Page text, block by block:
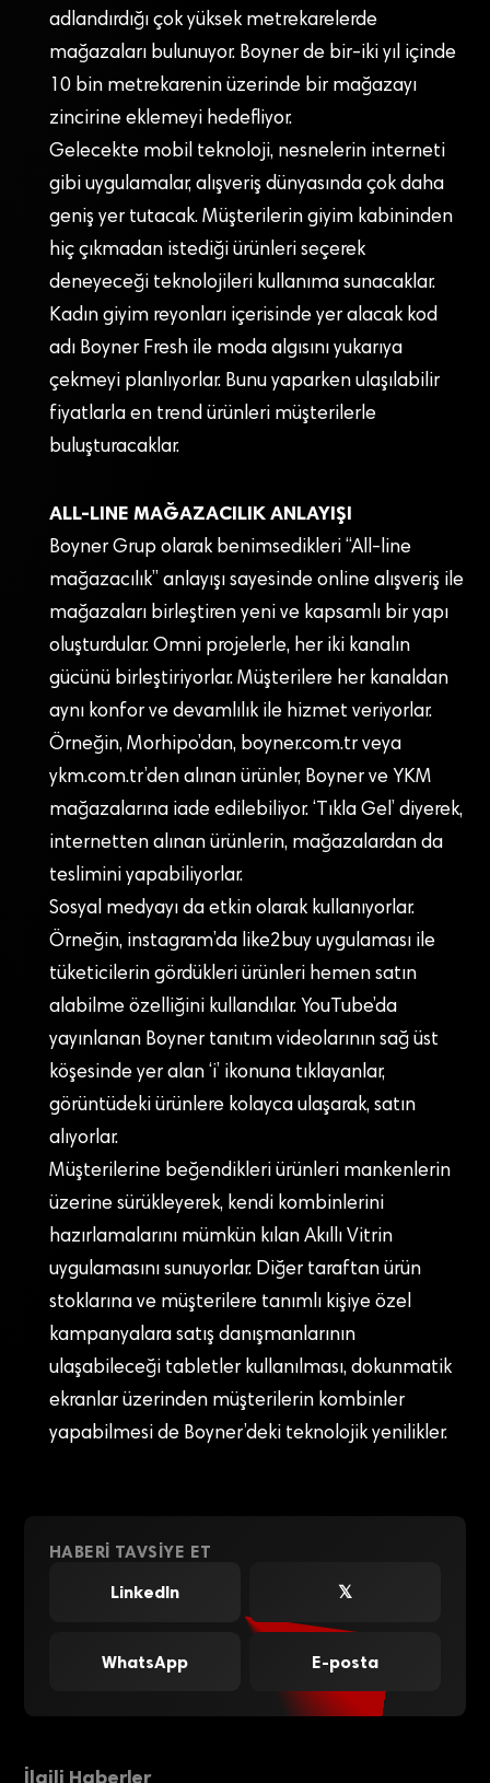
adlandırdığı çok yüksek metrekarelerde
mağazaları bulunuyor. Boyner de bir-iki yıl içinde
10 bin metrekarenin üzerinde bir mağazayı
zincirine eklemeyi hedefliyor.
Gelecekte mobil teknoloji, nesnelerin interneti
gibi uygulamalar, alışveriş dünyasında çok daha
geniş yer tutacak. Müşterilerin giyim kabininden
hiç çıkmadan istediği ürünleri seçerek
deneyeceği teknolojileri kullanıma sunacaklar.
Kadın giyim reyonları içerisinde yer alacak kod
adı Boyner Fresh ile moda algısını yukarıya
çekmeyi planlıyorlar. Bunu yaparken ulaşılabilir
fiyatlarla en trend ürünleri müşterilerle
buluşturacaklar.
ALL-LINE MAĞAZACILIK ANLAYIŞI
Boyner Grup olarak benimsedikleri “All-line
mağazacılık” anlayışı sayesinde online alışveriş ile
mağazaları birleştiren yeni ve kapsamlı bir yapı
oluşturdular. Omni projelerle, her iki kanalın
gücünü birleştiriyorlar. Müşterilere her kanaldan
aynı konfor ve devamlılık ile hizmet veriyorlar.
Örneğin, Morhipo’dan, boyner.com.tr veya
ykm.com.tr’den alınan ürünler, Boyner ve YKM
mağazalarına iade edilebiliyor. ‘Tıkla Gel’ diyerek,
internetten alınan ürünlerin, mağazalardan da
teslimini yapabiliyorlar.
Sosyal medyayı da etkin olarak kullanıyorlar.
Örneğin, instagram’da like2buy uygulaması ile
tüketicilerin gördükleri ürünleri hemen satın
alabilme özelliğini kullandılar. YouTube’da
yayınlanan Boyner tanıtım videolarının sağ üst
köşesinde yer alan ‘i’ ikonuna tıklayanlar,
görüntüdeki ürünlere kolayca ulaşarak, satın
alıyorlar.
Müşterilerine beğendikleri ürünleri mankenlerin
üzerine sürükleyerek, kendi kombinlerini
hazırlamalarını mümkün kılan Akıllı Vitrin
uygulamasını sunuyorlar. Diğer taraftan ürün
stoklarına ve müşterilere tanımlı kişiye özel
kampanyalara satış danışmanlarının
ulaşabileceği tabletler kullanılması, dokunmatik
ekranlar üzerinden müşterilerin kombinler
yapabilmesi de Boyner’deki teknolojik yenilikler.
HABERI TAVSIYE ET
LinkedIn
𝕏
WhatsApp E-posta
İlgili Haberler